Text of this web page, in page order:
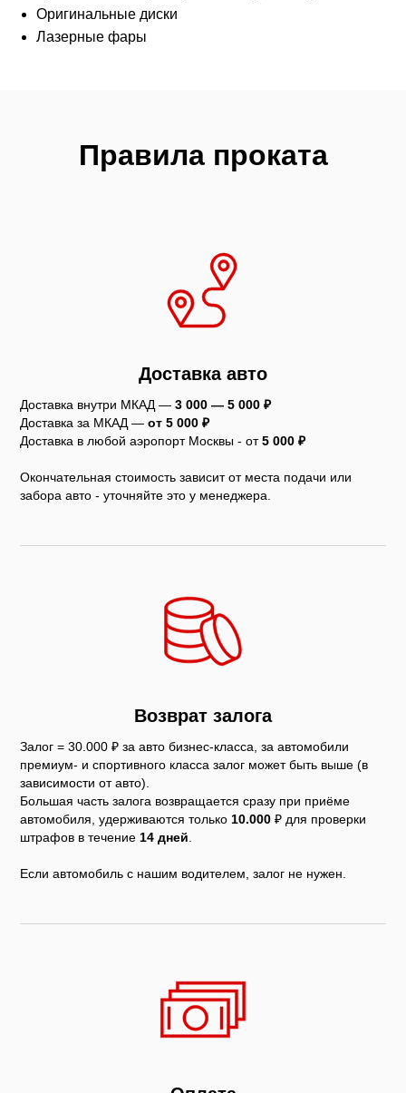
Оригинальные диски
Лазерные фары
Правила проката
Доставка авто
Доставка внутри МКАД —3 000 — 5 000 ₽
Доставка за МКАД —от 5 000 ₽
Доставка в любой аэропорт Москвы - от5 000 ₽
Окончательная стоимость зависит от места подачи или
забора авто - уточняйте это у менеджера.
Возврат залога
Залог = 30.000 ₽ за авто бизнес-класса, за автомобили
премиум- и спортивного класса залог может быть выше (в
зависимости от авто).
Большая часть залога возвращается сразу при приёме
автомобиля, удерживаются только 10.000₽ для проверки
штрафов в течение 14 дней
Если автомобиль с нашим водителем, залог не нужен.